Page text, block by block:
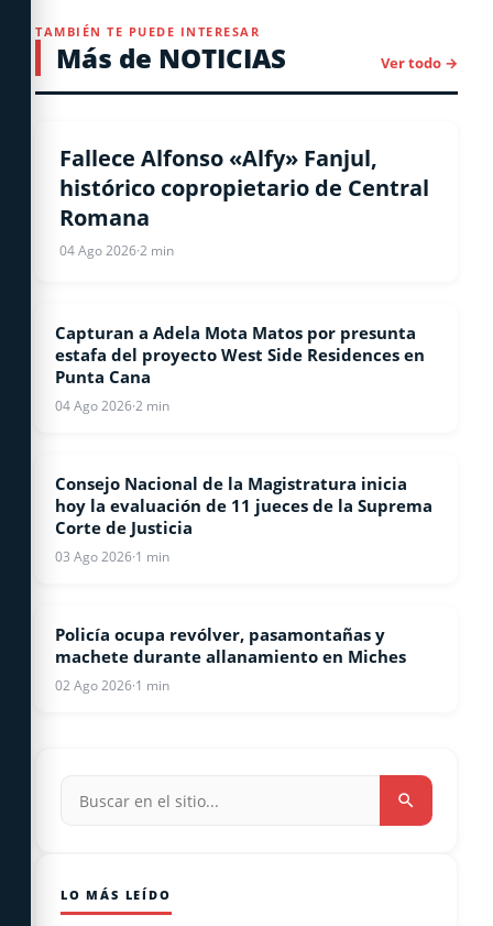
TAMBIÉN TE PUEDE INTERESAR
Más de NOTICIAS Ver todo →
NACIONALES
Fallece Alfonso «Alfy» Fanjul,
histórico copropietario de Central
Romana
04 Ago 2026·2 min
NOTICIAS
Capturan a Adela Mota Matos por presunta
estafa del proyecto West Side Residences en
Punta Cana
04 Ago 2026·2 min
NACIONALES
Consejo Nacional de la Magistratura inicia
hoy la evaluación de 11 jueces de la Suprema
Corte de Justicia
03 Ago 2026·1 min
LOCALES
Policía ocupa revólver, pasamontañas y
machete durante allanamiento en Miches
02 Ago 2026·1 min
LO MÁS LEÍDO